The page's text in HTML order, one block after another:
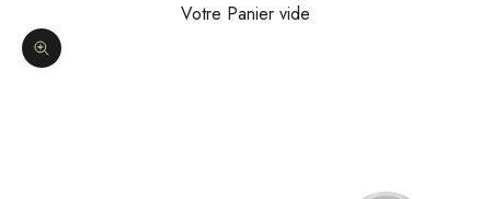
Votre Panier vide
Agrandir l'image